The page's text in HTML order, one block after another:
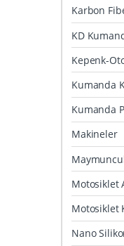
Karbon
KD
Kepenk-
Kumanda
Kumanda
Makineler
Motosiklet
Motosiklet
Nano